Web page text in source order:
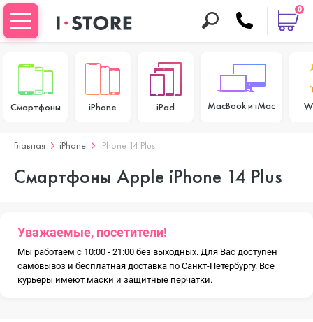
0
Смартфоны iPhone iPad MacBook и iMac
Главная iPhone iPhone 14 Plus
Смартфоны Apple iPhone 14 Plus
Уважаемые, посетители!
Мы работаем с 10:00 - 21:00 без выходных. Для Вас доступен
самовывоз и бесплатная доставка по Санкт-Петербургу. Все
курьеры имеют маски и защитные перчатки.